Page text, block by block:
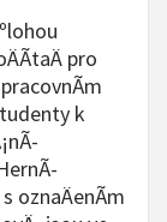
pro
k
oznaÄenÃ­m